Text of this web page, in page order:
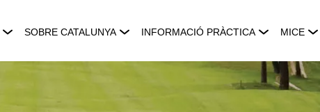
SOBRE CATALUNYA INFORMACIÓ PRÀCTICA MICE